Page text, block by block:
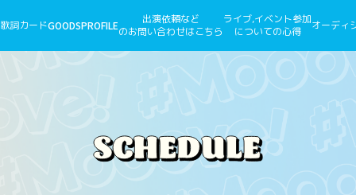
歌詞カードGOODSPROFILE
出演依頼など
のお問い合わせはこちら
ライブ,イベント参加
についての心得
オーディ